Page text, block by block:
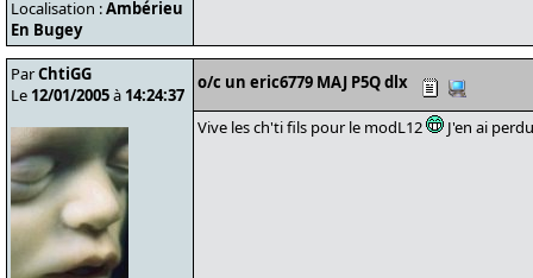
Localisation :Ambérieu
En Bugey
ParChtiGG
Le 12/01/2005à 14:24:37
o/c un eric6779 MAJ P5Q dlx
Vive les ch'ti fils pour le modL12 J'en ai